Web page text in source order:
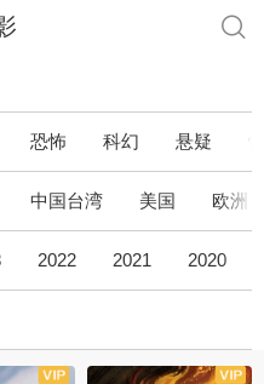
恐怖 科幻 悬疑
中国台湾 美国 欧洲
2022 2021 2020